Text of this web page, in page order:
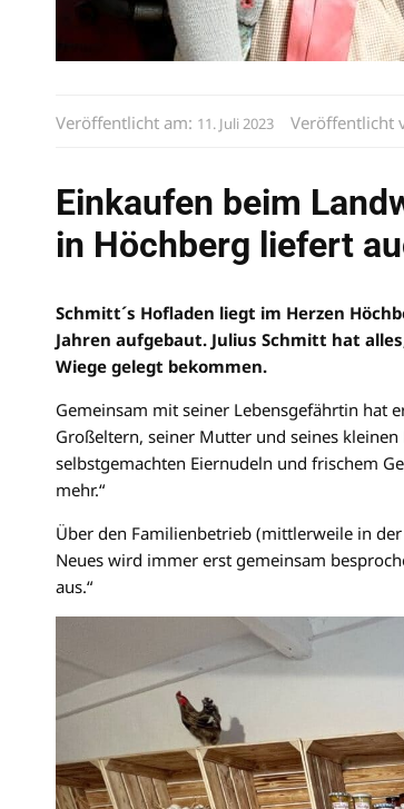
Veröffentlicht am: 11. Juli 2023 Veröffentlicht
Einkaufen beim
in Höchberg liefert
Schmitt´s Hofladen liegt im Herzen
Jahren aufgebaut. Julius Schmitt hat
Wiege gelegt bekommen.
Gemeinsam mit seiner Lebensgefährtin hat
Großeltern, seiner Mutter und seines
selbstgemachten Eiernudeln und frischem
mehr.“
Über den Familienbetrieb (mittlerweile in
Neues wird immer erst gemeinsam
aus.“